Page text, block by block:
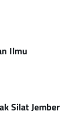
Ilmu
Silat Jember